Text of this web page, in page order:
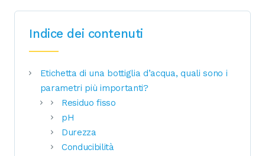
Indice dei contenuti
Etichetta di una bottiglia d’acqua, quali sono i
parametri più importanti?
Residuo fisso
pH
Durezza
Conducibilità